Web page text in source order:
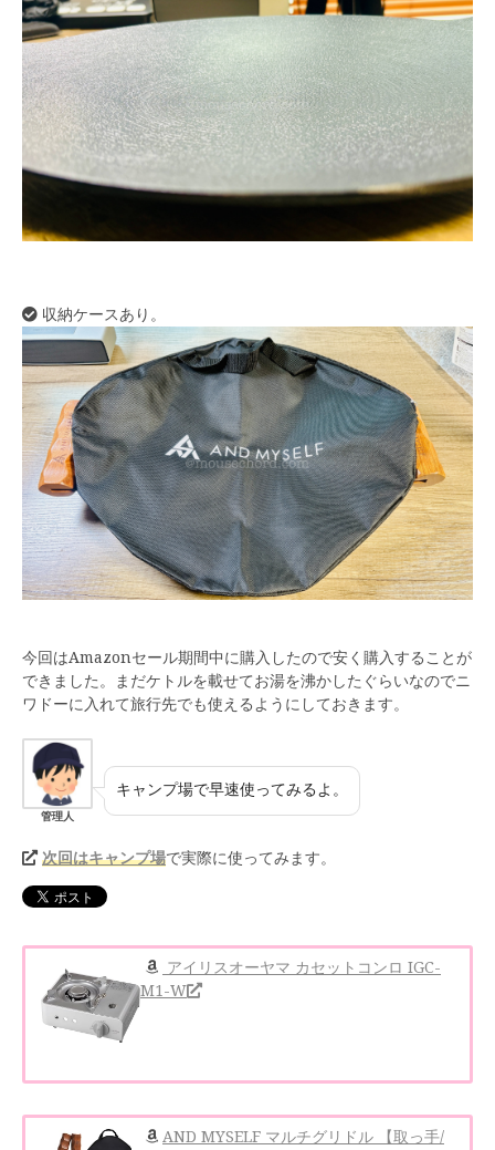
収納ケースあり。
今回はAmazonセール期間中に購入したので安く購入することが
できました。まだケトルを載せてお湯を沸かしたぐらいなのでニ
ワドーに入れて旅行先でも使えるようにしておきます。
管理人
キャンプ場で早速使ってみるよ。
次回はキャンプ場で実際に使ってみます。
アイリスオーヤマ カセットコンロ IGC-
M1-W
AND MYSELF マルチグリドル 【取っ手/